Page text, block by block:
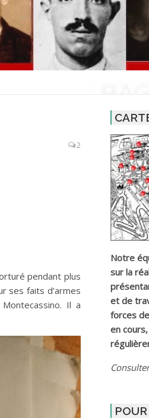
2
pendant plus
ses faits d’armes
Il a
Notre
sur la
et de
forces
en